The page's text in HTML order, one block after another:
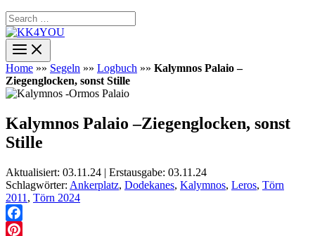
Search
…
Home »» Segeln »» Logbuch »» Kalymnos Palaio –
Ziegenglocken, sonst Stille
Kalymnos Palaio –Ziegenglocken, sonst
Stille
Aktualisiert: 03.11.24 | Erstausgabe: 03.11.24
Schlagwörter: Ankerplatz, Dodekanes, Kalymnos, Leros, Törn
2011 , Törn 2024
Facebook